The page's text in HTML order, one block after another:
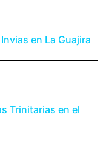
en La Guajira
Trinitarias en el